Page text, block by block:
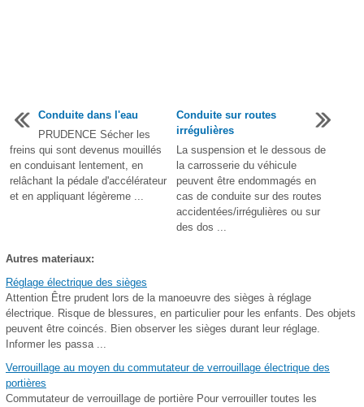
Conduite dans l'eau
PRUDENCE Sécher les
freins qui sont devenus mouillés
en conduisant lentement, en
relâchant la pédale d'accélérateur
et en appliquant légèreme ...
Conduite sur routes
irrégulières
La suspension et le dessous de
la carrosserie du véhicule
peuvent être endommagés en
cas de conduite sur des routes
accidentées/irrégulières ou sur
des dos ...
Autres materiaux:
Réglage électrique des sièges
Attention Être prudent lors de la manoeuvre des sièges à réglage
électrique. Risque de blessures, en particulier pour les enfants. Des objets
peuvent être coincés. Bien observer les sièges durant leur réglage.
Informer les passa ...
Verrouillage au moyen du commutateur de verrouillage électrique des
portières
Commutateur de verrouillage de portière Pour verrouiller toutes les